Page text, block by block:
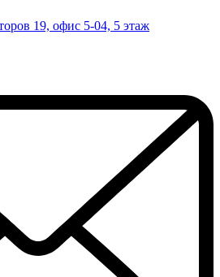
19, офис 5-04, 5 этаж